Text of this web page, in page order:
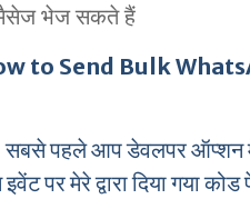
भेज सकते हैं
to Send Bulk
पहले आप डेवलपर ऑप्शन
पर मेरे द्वारा दिया गया